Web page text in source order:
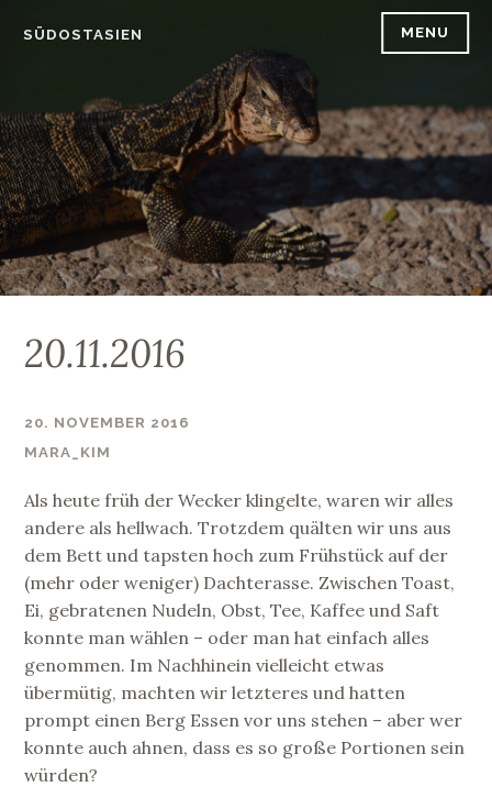
SÜDOSTASIEN MENU
20.11.2016
20. NOVEMBER 2016
MARA_KIM
Als heute früh der Wecker klingelte, waren wir alles
andere als hellwach. Trotzdem quälten wir uns aus
dem Bett und tapsten hoch zum Frühstück auf der
(mehr oder weniger) Dachterasse. Zwischen Toast,
Ei, gebratenen Nudeln, Obst, Tee, Kaffee und Saft
konnte man wählen – oder man hat einfach alles
genommen. Im Nachhinein vielleicht etwas
übermütig, machten wir letzteres und hatten
prompt einen Berg Essen vor uns stehen – aber wer
konnte auch ahnen, dass es so große Portionen sein
würden?